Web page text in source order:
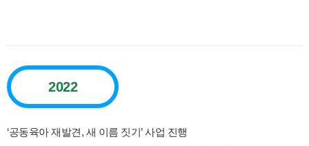
2022
‘공동육아 재발견, 새 이름 짓기’ 사업 진행